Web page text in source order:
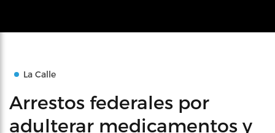
La Calle
Arrestos federales por
adulterar medicamentos y